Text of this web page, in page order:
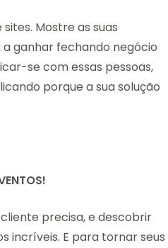
Mostre as suas
ganhar fechando negócio
se com essas pessoas,
porque a sua solução
precisa, e descobrir
incríveis. E para tornar seus